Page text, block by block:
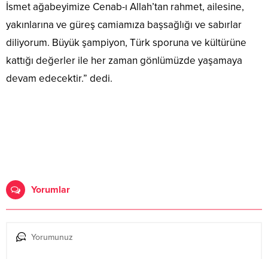
İsmet ağabeyimize Cenab-ı Allah’tan rahmet, ailesine,
yakınlarına ve güreş camiamıza başsağlığı ve sabırlar
diliyorum. Büyük şampiyon, Türk sporuna ve kültürüne
kattığı değerler ile her zaman gönlümüzde yaşamaya
devam edecektir.” dedi.
Yorumlar